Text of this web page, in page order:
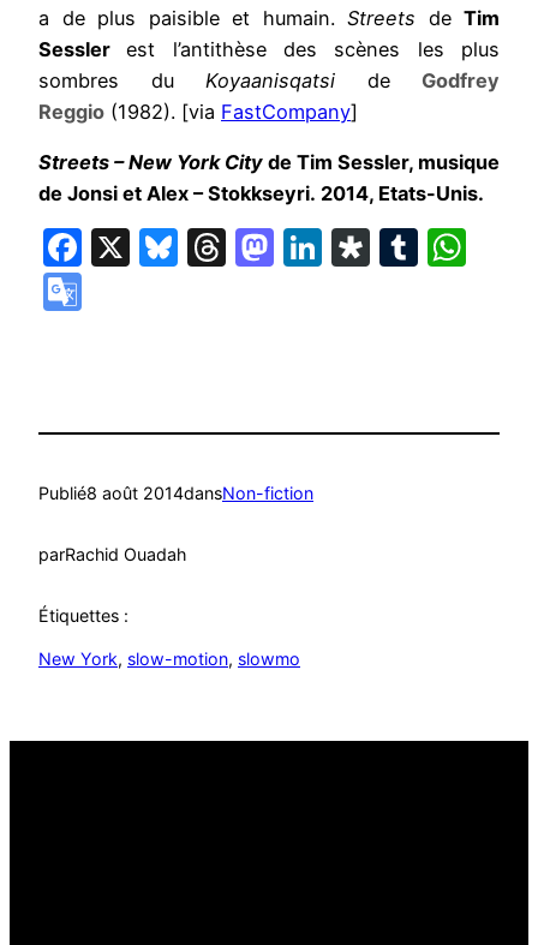
a de plus paisible et humain. Streets de Tim
Sesslerest l’antithèse des scènes les plus
sombres du Koyaanisqatsi de Godfrey
Reggio (1982). [via FastCompany]
Streets – New York City de Tim Sessler, musique
de Jonsi et Alex – Stokkseyri. 2014, Etats-Unis.
Facebook
X Bluesky
Threads
Mastodon
LinkedIn
Diaspora
Publié8 août 2014dansNon-fiction
parRachid Ouadah
Étiquettes :
New York, slow-motion, slowmo